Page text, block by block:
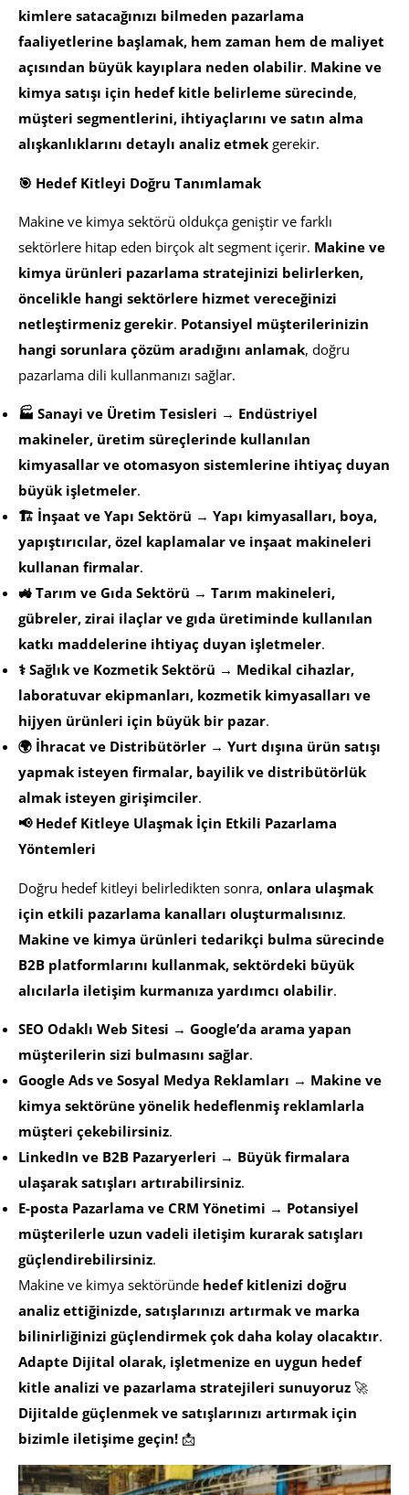
kimlere satacağınızı bilmeden pazarlama
faaliyetlerine başlamak, hem zaman hem de maliyet
açısından büyük kayıplara neden olabilir. Makine ve
kimya satışı için hedef kitle belirleme sürecinde,
müşteri segmentlerini, ihtiyaçlarını ve satın alma
alışkanlıklarını detaylı analiz etmek gerekir.
🎯 Hedef Kitleyi Doğru Tanımlamak
Makine ve kimya sektörü oldukça geniştir ve farklı
sektörlere hitap eden birçok alt segment içerir. Makine ve
kimya ürünleri pazarlama stratejinizi belirlerken,
öncelikle hangi sektörlere hizmet vereceğinizi
netleştirmeniz gerekir. Potansiyel müşterilerinizin
hangi sorunlara çözüm aradığını anlamak, doğru
pazarlama dili kullanmanızı sağlar.
🏭 Sanayi ve Üretim Tesisleri → Endüstriyel
makineler, üretim süreçlerinde kullanılan
kimyasallar ve otomasyon sistemlerine ihtiyaç duyan
büyük işletmeler.
🏗️ İnşaat ve Yapı Sektörü → Yapı kimyasalları, boya,
yapıştırıcılar, özel kaplamalar ve inşaat makineleri
kullanan firmalar.
🚜 Tarım ve Gıda Sektörü → Tarım makineleri,
gübreler, zirai ilaçlar ve gıda üretiminde kullanılan
katkı maddelerine ihtiyaç duyan işletmeler.
⚕️ Sağlık ve Kozmetik Sektörü → Medikal cihazlar,
laboratuvar ekipmanları, kozmetik kimyasalları ve
hijyen ürünleri için büyük bir pazar.
🌍 İhracat ve Distribütörler → Yurt dışına ürün satışı
yapmak isteyen firmalar, bayilik ve distribütörlük
almak isteyen girişimciler.
📢 Hedef Kitleye Ulaşmak İçin Etkili Pazarlama
Yöntemleri
Doğru hedef kitleyi belirledikten sonra, onlara ulaşmak
için etkili pazarlama kanalları oluşturmalısınız.
Makine ve kimya ürünleri tedarikçi bulma sürecinde
B2B platformlarını kullanmak, sektördeki büyük
alıcılarla iletişim kurmanıza yardımcı olabilir.
SEO Odaklı Web Sitesi → Google’da arama yapan
müşterilerin sizi bulmasını sağlar.
Google Ads ve Sosyal Medya Reklamları → Makine ve
kimya sektörüne yönelik hedeflenmiş reklamlarla
müşteri çekebilirsiniz.
LinkedIn ve B2B Pazaryerleri → Büyük firmalara
ulaşarak satışları artırabilirsiniz.
E-posta Pazarlama ve CRM Yönetimi → Potansiyel
müşterilerle uzun vadeli iletişim kurarak satışları
güçlendirebilirsiniz.
Makine ve kimya sektöründe hedef kitlenizi doğru
analiz ettiğinizde, satışlarınızı artırmak ve marka
bilinirliğinizi güçlendirmek çok daha kolay olacaktır.
Adapte Dijital olarak, işletmenize en uygun hedef
kitle analizi ve pazarlama stratejileri sunuyoruz 🚀
Dijitalde güçlenmek ve satışlarınızı artırmak için
bizimle iletişime geçin! 📩